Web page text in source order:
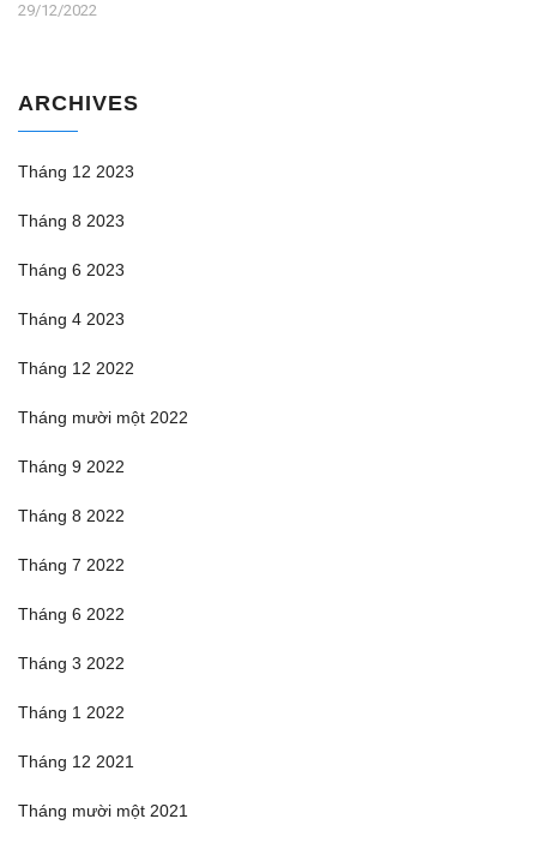
29/12/2022
ARCHIVES
Tháng 12 2023
Tháng 8 2023
Tháng 6 2023
Tháng 4 2023
Tháng 12 2022
Tháng mười một 2022
Tháng 9 2022
Tháng 8 2022
Tháng 7 2022
Tháng 6 2022
Tháng 3 2022
Tháng 1 2022
Tháng 12 2021
Tháng mười một 2021